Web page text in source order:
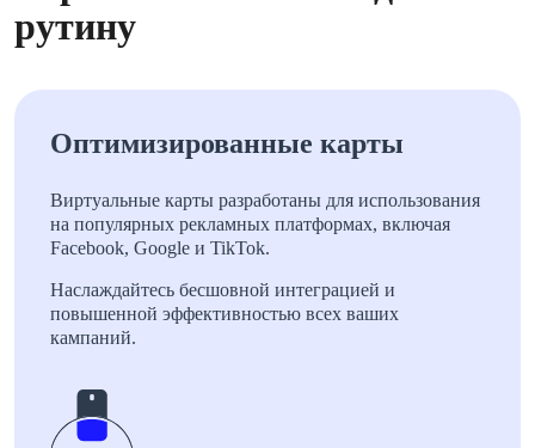
рутину
Оптимизированные карты
Виртуальные карты разработаны для использования
на популярных рекламных платформах, включая
Facebook, Google и TikTok.
Наслаждайтесь бесшовной интеграцией и
повышенной эффективностью всех ваших
кампаний.